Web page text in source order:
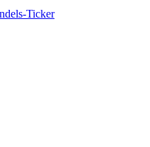
Ticker